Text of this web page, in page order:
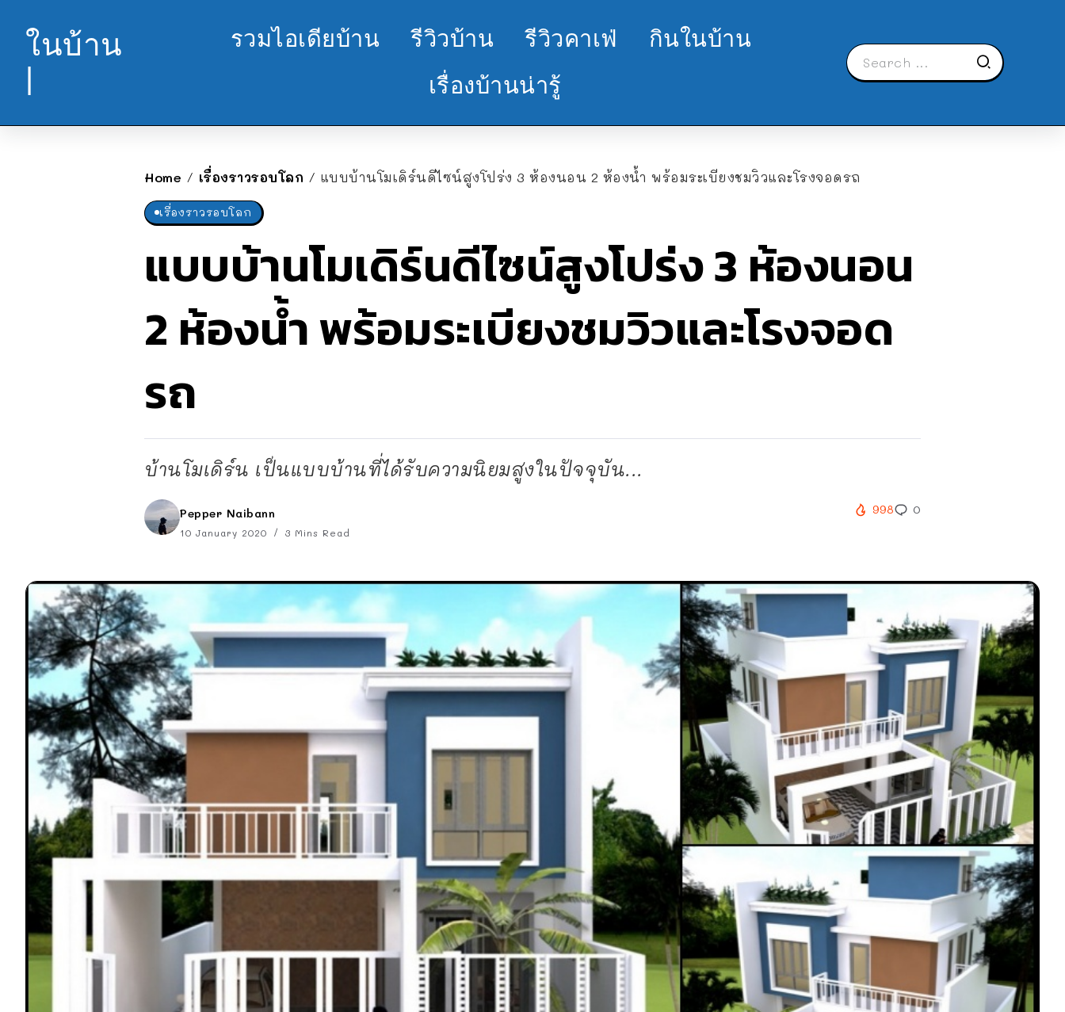
ในบ้าน
|
รวมไอเดียบ้าน รีวิวบ้าน รีวิวคาเฟ่
กินในบ้าน
เรื่องบ้านน่ารู้
Home / เรื่องราวรอบโลก / แบบบ้านโมเดิร์นดีไซน์สูงโปร่ง 3 ห้องนอน 2 ห้องน้ำ พร้อมระเบียงชมวิวและโรงจอดรถ
เรื่องราวรอบโลก
แบบบ้านโมเดิร์นดีไซน์สูงโปร่ง 3 ห้องนอน
2 ห้องน้ำ พร้อมระเบียงชมวิวและโรงจอด
รถ
บ้านโมเดิร์น เป็นแบบบ้านที่ได้รับความนิยมสูงในปัจจุบัน...
Pepper Naibann
10 January 2020 3 Mins Read
998 0